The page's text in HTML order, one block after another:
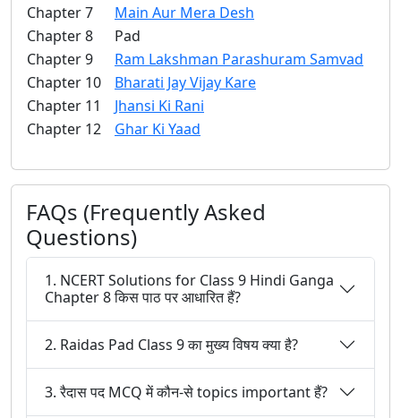
Chapter 7
Main Aur Mera Desh
Chapter 8
Pad
Chapter 9
Ram Lakshman Parashuram Samvad
Chapter 10
Bharati Jay Vijay Kare
Chapter 11
Jhansi Ki Rani
Chapter 12
Ghar Ki Yaad
FAQs (Frequently Asked
Questions)
1. NCERT Solutions for Class 9 Hindi Ganga
Chapter 8 किस पाठ पर आधारित हैं?
2. Raidas Pad Class 9 का मुख्य विषय क्या है?
3. रैदास पद MCQ में कौन-से topics important हैं?